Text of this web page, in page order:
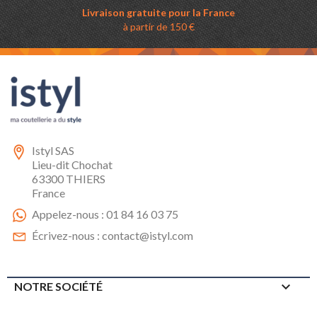
Livraison gratuite pour la France
à partir de 150 €
Istyl SAS
Lieu-dit Chochat
63300 THIERS
France
Appelez-nous : 01 84 16 03 75
Écrivez-nous : contact@istyl.com
NOTRE SOCIÉTÉ 